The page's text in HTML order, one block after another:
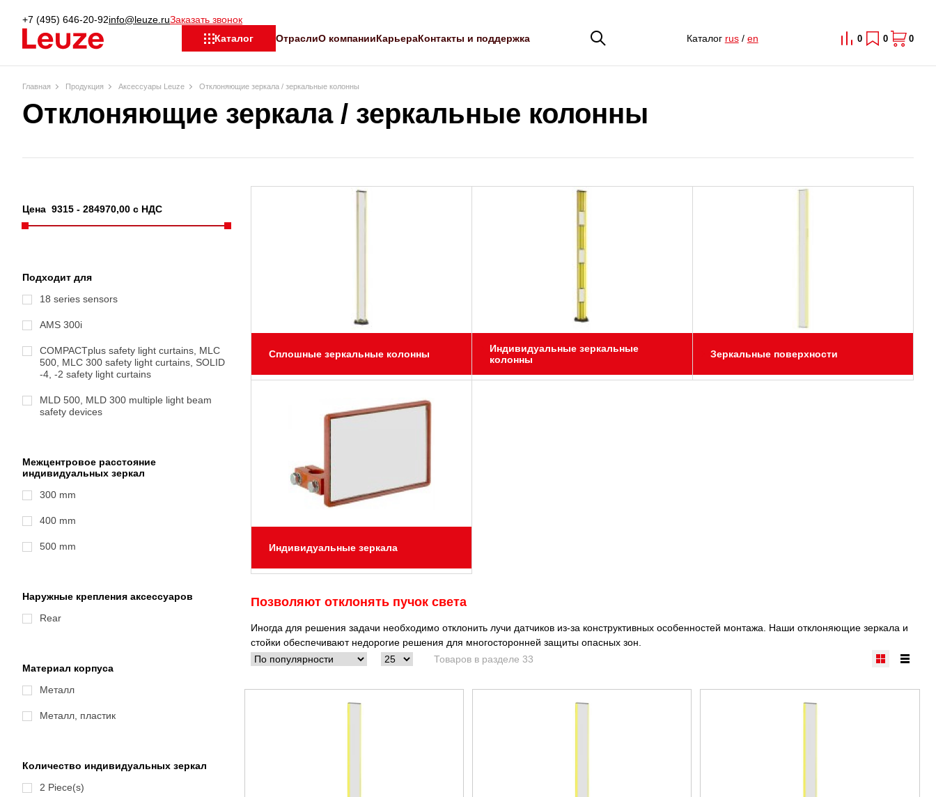
+7 (495) 646-20-92info@leuze.ruЗаказать звонок
Каталог
ОтраслиО компанииКарьераКонтакты и поддержка Каталог rus/ en 0 0 0
Главная Продукция Аксессуары Leuze Отклоняющие зеркала / зеркальные колонны
Отклоняющие зеркала / зеркальные колонны
Цена 9315 - 284970,00 с НДС
Подходит для
18 series sensors
AMS 300i
COMPACTplus safety light curtains, MLC
500, MLC 300 safety light curtains, SOLID
-4, -2 safety light curtains
MLD 500, MLD 300 multiple light beam
safety devices
Межцентровое расстояние
индивидуальных зеркал
300 mm
400 mm
500 mm
Наружные крепления аксессуаров
Rear
Материал корпуса
Металл
Металл, пластик
Количество индивидуальных зеркал
2 Piece(s)
Сплошные зеркальные колонны
Индивидуальные зеркальные
колонны
Зеркальные поверхности
Индивидуальные зеркала
Позволяют отклонять пучок света
Иногда для решения задачи необходимо отклонить лучи датчиков из-за конструктивных особенностей монтажа. Наши отклоняющие зеркала и
стойки обеспечивают недорогие решения для многосторонней защиты опасных зон.
Товаров в разделе 33